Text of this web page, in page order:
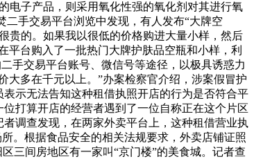
电子产品，则采用氧化性强的氧化剂对其进行氧
手交易平台浏览中发现，有人发布“大牌空
贵的。如果我以很低的价格购进大量小样，然后
台购入了一批热门大牌护肤品空瓶和小样，利
手交易平台账号、微信号等途径，以极具诱惑力
大多在千元以上。”办案检察官介绍，涉案假冒护
示无法告知这种租借执照开店的行为是否符合平
打算开店的经营者遇到了一位自称正在这个片区
调查发现，在两家外卖平台上，这种租借营业执
。根据食品安全的相关法规要求，外卖店铺证照
三间房地区有一家叫“京门楼”的美食城。记者查